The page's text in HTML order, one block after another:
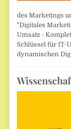
des Marketings
"Digitales
Umsatz -
Schlüssel für IT-
dynamischen